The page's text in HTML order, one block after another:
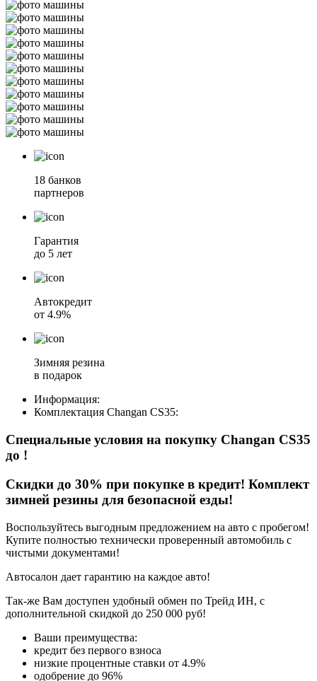
18 банков
партнеров
Гарантия
до 5 лет
Автокредит
от 4.9%
Зимняя резина
в подарок
Информация:
Комплектация Changan CS35:
Специальные условия на покупку Changan CS35
до !
Скидки до 30% при покупке в кредит! Комплект
зимней резины для безопасной езды!
Воспользуйтесь выгодным предложением на авто с пробегом!
Купите полностью технически проверенный автомобиль с
чистыми документами!
Автосалон дает гарантию на каждое авто!
Так-же Вам доступен удобный обмен по Трейд ИН, с
дополнительной скидкой до 250 000 руб!
Ваши преимущества:
кредит без первого взноса
низкие процентные ставки от 4.9%
одобрение до 96%